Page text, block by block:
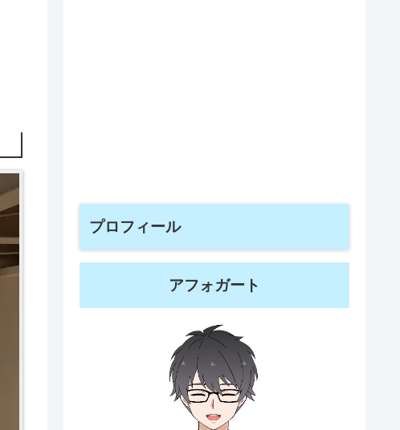
プロフィール
アフォガート